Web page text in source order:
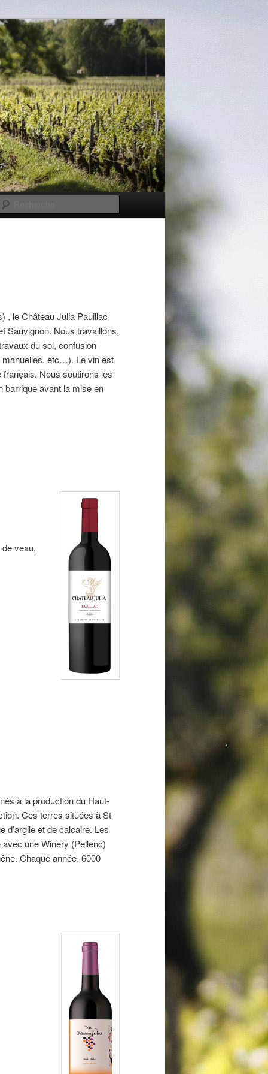
, le Château Julia Pauillac
Sauvignon. Nous travaillons,
du sol, confusion
manuelles, etc…). Le vin est
Nous soutirons les
barrique avant la mise en
veau,
à la production du Haut-
Ces terres situées à St
et de calcaire. Les
une Winery (Pellenc)
Chaque année, 6000